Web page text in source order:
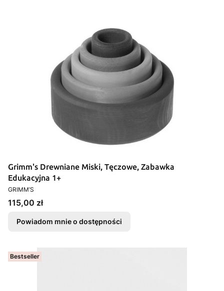
Grimm's Drewniane Miski, Tęczowe, Zabawka
Edukacyjna 1+
PRODUCENT
GRIMM’S
Cena
115,00 zł
Powiadom mnie o dostępności
Bestseller